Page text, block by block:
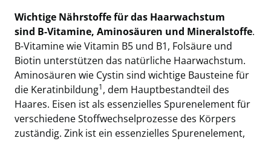
Wichtige Nährstoffe für das Haarwachstum
sind B-Vitamine, Aminosäuren und Mineralstoffe.
B-Vitamine wie Vitamin B5 und B1, Folsäure und
Biotin unterstützen das natürliche Haarwachstum.
Aminosäuren wie Cystin sind wichtige Bausteine für
die Keratinbildung1, dem Hauptbestandteil des
Haares. Eisen ist als essenzielles Spurenelement für
verschiedene Stoffwechselprozesse des Körpers
zuständig. Zink ist ein essenzielles Spurenelement,